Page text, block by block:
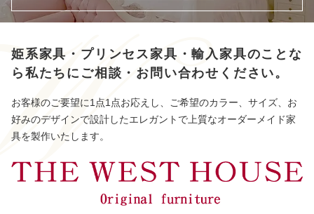
姫系家具・プリンセス家具・輸入家具のことな
ら 私たちにご相談・お問い合わせください。
お客様のご要望に1点1点お応えし、ご希望のカラー、サイズ、お
好みのデザインで設計したエレガントで上質なオーダーメイド家
具を製作いたします。